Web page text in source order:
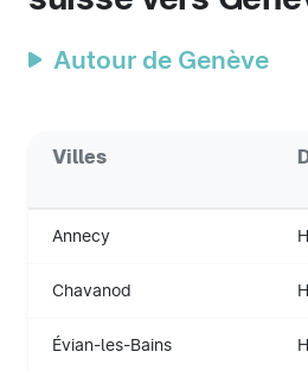
Autour de Genève
Villes
Annecy
Chavanod
Évian-les-Bains